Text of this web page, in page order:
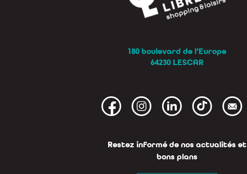
180 boulevard de l’Europe
64230 LESCAR
Restez informé de nos actualités et
bons plans